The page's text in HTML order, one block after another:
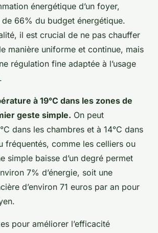
énergétique d’un foyer,
66% du budget énergétique.
il est crucial de ne pas chauffer
manière uniforme et continue, mais
régulation fine adaptée à l’usage
à 19°C dans les zones de
geste simple. On peut
dans les chambres et à 14°C dans
fréquentés, comme les celliers ou
simple baisse d’un degré permet
7% d’énergie, soit une
d’environ 71 euros par an pour
pour améliorer l’efficacité